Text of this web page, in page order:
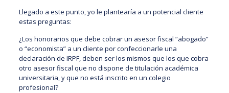
Llegado a este punto, yo le plantearía a un potencial cliente
estas preguntas:
¿Los honorarios que debe cobrar un asesor fiscal “abogado”
o “economista” a un cliente por confeccionarle una
declaración de IRPF, deben ser los mismos que los que cobra
otro asesor fiscal que no dispone de titulación académica
universitaria, y que no está inscrito en un colegio
profesional?